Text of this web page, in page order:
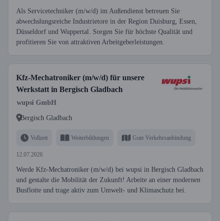
Als Servicetechniker (m/w/d) im Außendienst betreuen Sie
abwechslungsreiche Industrietore in der Region Duisburg, Essen,
Düsseldorf und Wuppertal. Sorgen Sie für höchste Qualität und
profitieren Sie von attraktiven Arbeitgeberleistungen.
Kfz-Mechatroniker (m/w/d) für unsere
Werkstatt in Bergisch Gladbach
wupsi GmbH
Bergisch Gladbach
Vollzeit Weiterbildungen Gute Verkehrsanbindung
12.07.2026
Werde Kfz-Mechatroniker (m/w/d) bei wupsi in Bergisch Gladbach
und gestalte die Mobilität der Zukunft! Arbeite an einer modernen
Busflotte und trage aktiv zum Umwelt- und Klimaschutz bei.